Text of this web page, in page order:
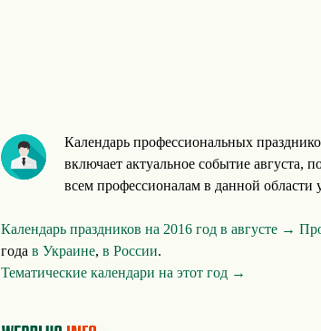
Календарь профессиональных
включает актуальное событие
всем профессионалам в данной области
Календарь праздников на 2016 год в августе →
года в Украине, в России.
Тематические календари на этот год →